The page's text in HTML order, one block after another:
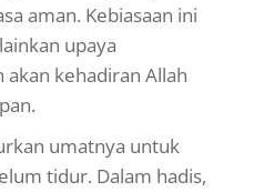
aman. Kebiasaan ini
upaya
kehadiran Allah
umatnya untuk
tidur. Dalam hadis,